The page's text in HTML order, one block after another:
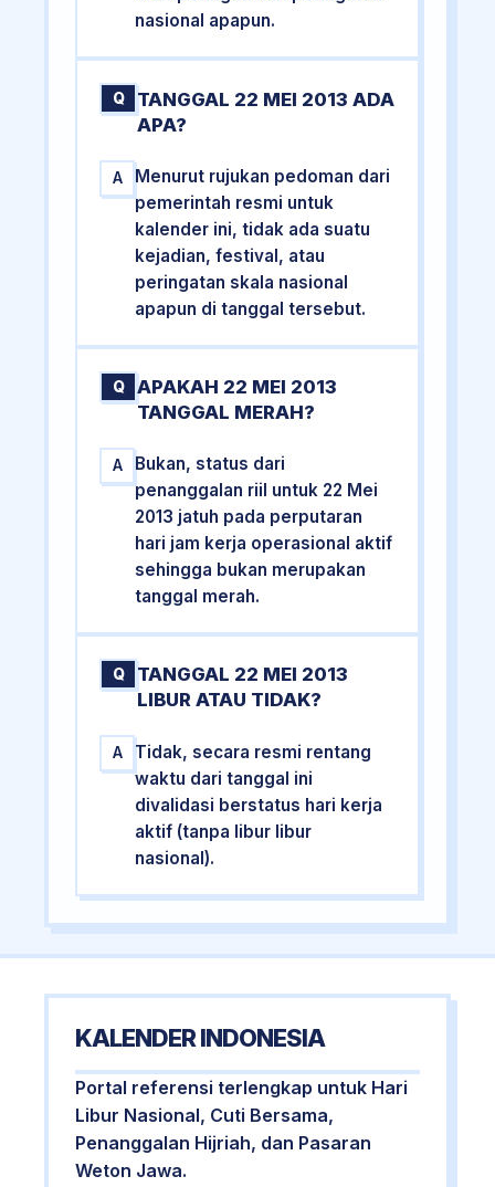
nasional apapun.
Q
TANGGAL 22 MEI 2013 ADA
APA?
A
Menurut rujukan pedoman dari
pemerintah resmi untuk
kalender ini, tidak ada suatu
kejadian, festival, atau
peringatan skala nasional
apapun di tanggal tersebut.
Q
APAKAH 22 MEI 2013
TANGGAL MERAH?
A
Bukan, status dari
penanggalan riil untuk 22 Mei
2013 jatuh pada perputaran
hari jam kerja operasional aktif
sehingga bukan merupakan
tanggal merah.
Q
TANGGAL 22 MEI 2013
LIBUR ATAU TIDAK?
A
Tidak, secara resmi rentang
waktu dari tanggal ini
divalidasi berstatus hari kerja
aktif (tanpa libur libur
nasional).
KALENDER INDONESIA
Portal referensi terlengkap untuk Hari
Libur Nasional, Cuti Bersama,
Penanggalan Hijriah, dan Pasaran
Weton Jawa.